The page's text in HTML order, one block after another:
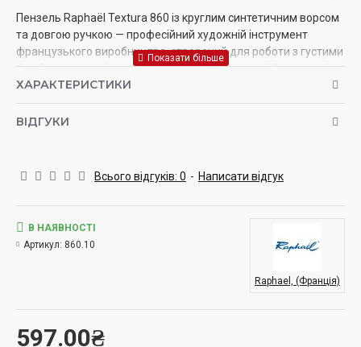
Пензель Raphaël Textura 860 із круглим синтетичним ворсом
та довгою ручкою — професійний художній інструмент
французького виробництва, створений для роботи з густими
фарбами та техніками, що потребують точності й виразної
фактури. Завдяки пружному синтетичному ворсу пензель
контроль над кожним мазком. Кругла форма дозволяє легко
підходить для роботи з акриловими, олійними та іншими
густими художніми фарбами, забезпечуючи рівномірне
забезпечує комфортну роботу на мольберті та дозволяє
металева обойма надійно фіксує ворс, гарантуючи
використанні. Raphaël Textura 860 стане чудовим вибором
ХАРАКТЕРИСТИКИ
ВІДГУКИ
Всього відгуків: 0 - Написати відгук
597.00₴
В НАЯВНОСТІ
Артикул: 860.10
Raphael, (Франція)